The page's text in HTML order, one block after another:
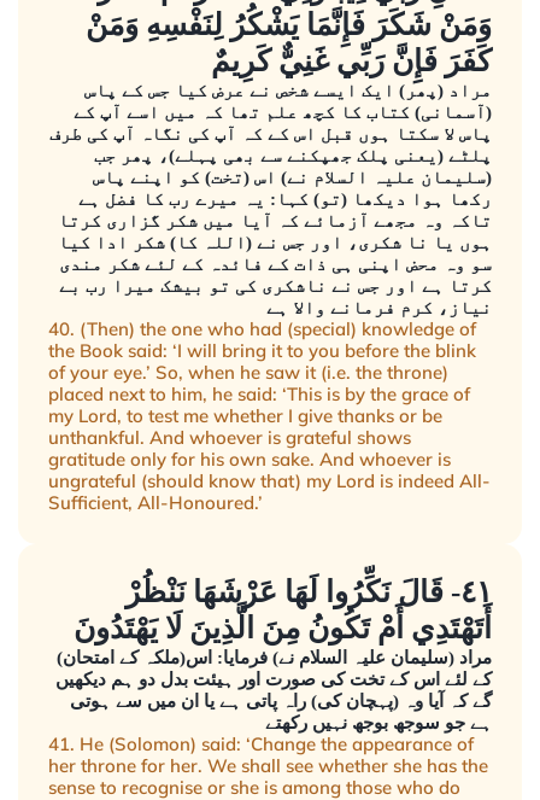
وَمَنْ شَكَرَ فَإِنَّمَا يَشْكُرُ لِنَفْسِهِ وَمَنْ
كَفَرَ فَإِنَّ رَبِّي غَنِيٌّ كَرِيمٌ
مراد (پھر) ایک ایسے شخص نے عرض کیا جس کے پاس
(آسمانی) کتاب کا کچھ علم تھا کہ میں اسے آپ کے
پاس لا سکتا ہوں قبل اس کے کہ آپ کی نگاہ آپ کی طرف
پلٹے (یعنی پلک جھپکنے سے بھی پہلے)، پھر جب
(سلیمان علیہ السلام نے) اس (تخت) کو اپنے پاس
رکھا ہوا دیکھا (تو) کہا: یہ میرے رب کا فضل ہے
تاکہ وہ مجھے آزمائے کہ آیا میں شکر گزاری کرتا
ہوں یا نا شکری، اور جس نے (اللہ کا) شکر ادا کیا
سو وہ محض اپنی ہی ذات کے فائدہ کے لئے شکر مندی
کرتا ہے اور جس نے ناشکری کی تو بیشک میرا رب بے
نیاز، کرم فرمانے والا ہے
40. (Then) the one who had (special) knowledge of
the Book said: ‘I will bring it to you before the blink
of your eye.’ So, when he saw it (i.e. the throne)
placed next to him, he said: ‘This is by the grace of
my Lord, to test me whether I give thanks or be
unthankful. And whoever is grateful shows
gratitude only for his own sake. And whoever is
ungrateful (should know that) my Lord is indeed All-
Sufficient, All-Honoured.’
٤١- قَالَ نَكِّرُوا لَهَا عَرْشَهَا نَنْظُرْ
أَتَهْتَدِي أَمْ تَكُونُ مِنَ الَّذِينَ لَا يَهْتَدُونَ
مراد (سلیمان علیہ السلام نے) فرمایا: اس(ملکہ کے امتحان)
کے لئے اس کے تخت کی صورت اور ہیئت بدل دو ہم دیکھیں
گے کہ آیا وہ (پہچان کی) راہ پاتی ہے یا ان میں سے ہوتی
ہے جو سوجھ بوجھ نہیں رکھتے
41. He (Solomon) said: ‘Change the appearance of
her throne for her. We shall see whether she has the
sense to recognise or she is among those who do